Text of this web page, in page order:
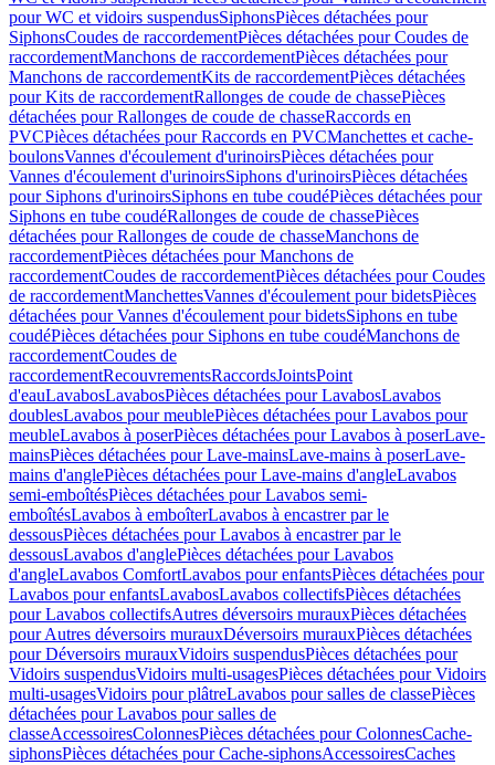
pour WC et vidoirs suspendusSiphonsPièces détachées pour
SiphonsCoudes de raccordementPièces détachées pour Coudes de
raccordementManchons de raccordementPièces détachées pour
Manchons de raccordementKits de raccordementPièces détachées
pour Kits de raccordementRallonges de coude de chassePièces
détachées pour Rallonges de coude de chasseRaccords en
PVCPièces détachées pour Raccords en PVCManchettes et cache-
boulonsVannes d'écoulement d'urinoirsPièces détachées pour
Vannes d'écoulement d'urinoirsSiphons d'urinoirsPièces détachées
pour Siphons d'urinoirsSiphons en tube coudéPièces détachées pour
Siphons en tube coudéRallonges de coude de chassePièces
détachées pour Rallonges de coude de chasseManchons de
raccordementPièces détachées pour Manchons de
raccordementCoudes de raccordementPièces détachées pour Coudes
de raccordementManchettesVannes d'écoulement pour bidetsPièces
détachées pour Vannes d'écoulement pour bidetsSiphons en tube
coudéPièces détachées pour Siphons en tube coudéManchons de
raccordementCoudes de
raccordementRecouvrementsRaccordsJointsPoint
d'eauLavabosLavabosPièces détachées pour LavabosLavabos
doublesLavabos pour meublePièces détachées pour Lavabos pour
meubleLavabos à poserPièces détachées pour Lavabos à poserLave-
mainsPièces détachées pour Lave-mainsLave-mains à poserLave-
mains d'anglePièces détachées pour Lave-mains d'angleLavabos
semi-emboîtésPièces détachées pour Lavabos semi-
emboîtésLavabos à emboîterLavabos à encastrer par le
dessousPièces détachées pour Lavabos à encastrer par le
dessousLavabos d'anglePièces détachées pour Lavabos
d'angleLavabos ComfortLavabos pour enfantsPièces détachées pour
Lavabos pour enfantsLavabosLavabos collectifsPièces détachées
pour Lavabos collectifsAutres déversoirs murauxPièces détachées
pour Autres déversoirs murauxDéversoirs murauxPièces détachées
pour Déversoirs murauxVidoirs suspendusPièces détachées pour
Vidoirs suspendusVidoirs multi-usagesPièces détachées pour Vidoirs
multi-usagesVidoirs pour plâtreLavabos pour salles de classePièces
détachées pour Lavabos pour salles de
classeAccessoiresColonnesPièces détachées pour ColonnesCache-
siphonsPièces détachées pour Cache-siphonsAccessoiresCaches